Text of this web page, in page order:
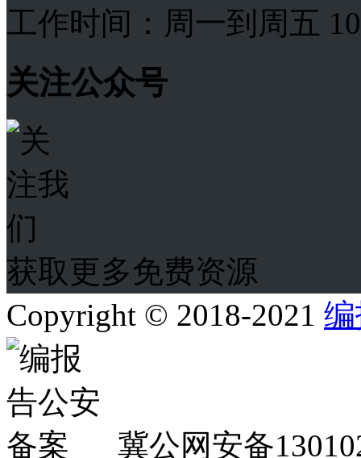
工作时间：周一到周五
关注公众号
获取更多免费资源
Copyright © 2018-2021
冀公网安备